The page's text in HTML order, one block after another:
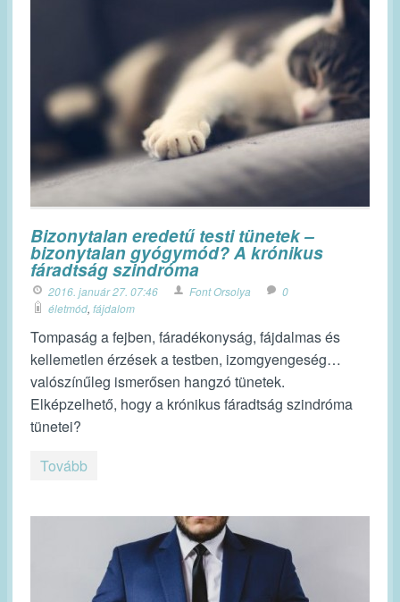
Bizonytalan eredetű testi tünetek –
bizonytalan gyógymód? A krónikus
fáradtság szindróma
2016. január 27. 07:46 Font Orsolya
0
életmód, fájdalom
Tompaság a fejben, fáradékonyság, fájdalmas és
kellemetlen érzések a testben, izomgyengeség…
valószínűleg ismerősen hangzó tünetek.
Elképzelhető, hogy a krónikus fáradtság szindróma
tünetei?
Tovább